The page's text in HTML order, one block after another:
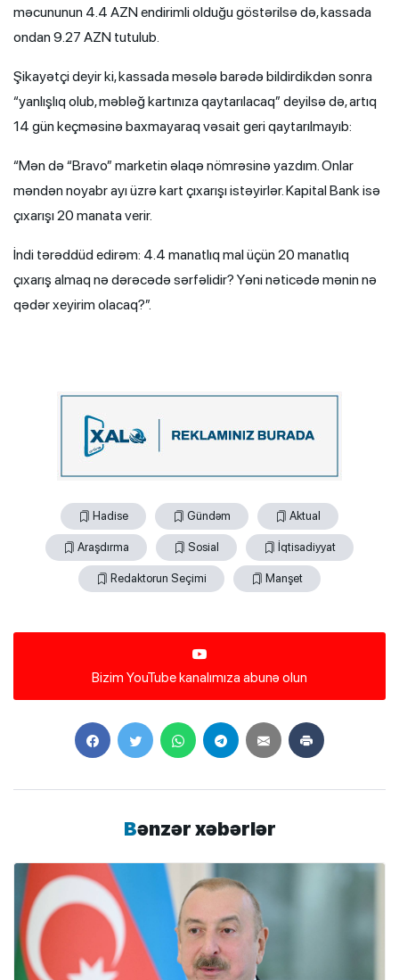
məcununun 4.4 AZN endirimli olduğu göstərilsə də, kassada
ondan 9.27 AZN tutulub.
Şikayətçi deyir ki, kassada məsələ barədə bildirdikdən sonra
“yanlışlıq olub, məbləğ kartınıza qaytarılacaq” deyilsə də, artıq
14 gün keçməsinə baxmayaraq vəsait geri qaytarılmayıb:
“Mən də “Bravo” marketin əlaqə nömrəsinə yazdım. Onlar
məndən noyabr ayı üzrə kart çıxarışı istəyirlər. Kapital Bank isə
çıxarışı 20 manata verir.
İndi tərəddüd edirəm: 4.4 manatlıq mal üçün 20 manatlıq
çıxarış almaq nə dərəcədə sərfəlidir? Yəni nəticədə mənin nə
qədər xeyirim olacaq?”.
Hadise Gündəm Aktual
Araşdırma Sosial İqtisadiyyat
Redaktorun Seçimi Manşet
Bizim YouTube kanalımıza abunə olun
Bənzər xəbərlər